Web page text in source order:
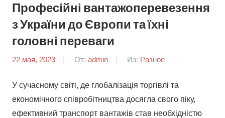
Професійні вантажоперевезення
з України до Європи та їхні
головні переваги
22 мая, 2023 От: admin Из: Разное
У сучасному світі, де глобалізація торгівлі та
економічного співробітництва досягла свого піку,
ефективний транспорт вантажів став необхідністю